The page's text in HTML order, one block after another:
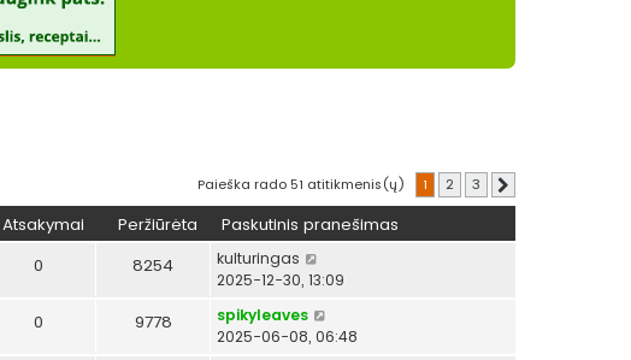
Paieška rado 51 atitikmenis(ų) 1 2 3
Atsakymai Peržiūrėta Paskutinis pranešimas
0 8254
kulturingas
2025-12-30, 13:09
0 9778
spikyleaves
2025-06-08, 06:48